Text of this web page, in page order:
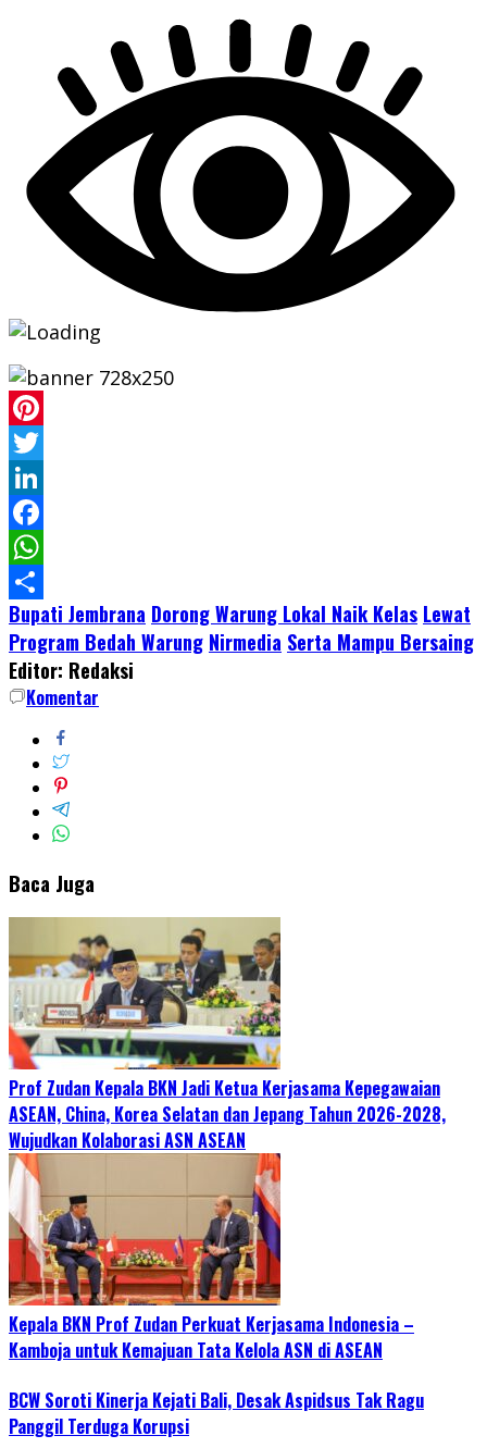
Pinterest
Twitter
LinkedIn
Facebook
WhatsApp
Share
Bupati Jembrana Dorong Warung Lokal Naik Kelas Lewat
Program Bedah Warung Nirmedia Serta Mampu Bersaing
Editor: Redaksi
Komentar
Baca Juga
Prof Zudan Kepala BKN Jadi Ketua Kerjasama Kepegawaian
ASEAN, China, Korea Selatan dan Jepang Tahun 2026-2028,
Wujudkan Kolaborasi ASN ASEAN
Kepala BKN Prof Zudan Perkuat Kerjasama Indonesia –
Kamboja untuk Kemajuan Tata Kelola ASN di ASEAN
BCW Soroti Kinerja Kejati Bali, Desak Aspidsus Tak Ragu
Panggil Terduga Korupsi